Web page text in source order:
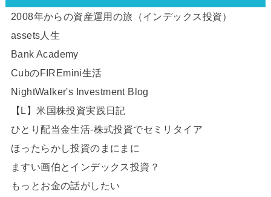
2008年からの資産運用の旅（インデックス投資）
assets人生
Bank Academy
CubのFIREmini生活
NightWalker's Investment Blog
【L】米国株投資実践日記
ひとり配当金生活-株式投資でセミリタイア
ほったらかし投資のまにまに
ますい画伯とインデックス投資？
もっとお金の話がしたい